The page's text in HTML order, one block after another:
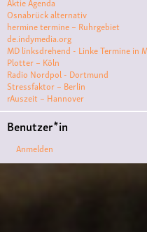
ismuskunst
ur
VKqueer #Demo
ve#film
#filmclub#Münster
#menschenrechte
#solidarität
Osnabrück alternativ
hermine termine – Ruhrgebiet
de.indymedia.org
MD linksdrehend - Linke Termine in
Plotter – Köln
Radio Nordpol - Dortmund
Stressfaktor – Berlin
rAuszeit – Hannover
Benutzer*in
Anmelden